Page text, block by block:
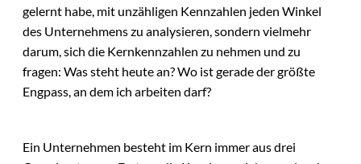
gelernt habe, mit unzähligen Kennzahlen jeden Winkel
des Unternehmens zu analysieren, sondern vielmehr
darum, sich die Kernkennzahlen zu nehmen und zu
fragen: Was steht heute an? Wo ist gerade der größte
Engpass, an dem ich arbeiten darf?
Ein Unternehmen besteht im Kern immer aus drei